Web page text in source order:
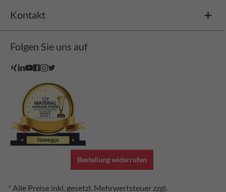
Kontakt
Folgen Sie uns auf
Bestellung widerrufen
* Alle Preise inkl. gesetzl. Mehrwertsteuer zzgl.